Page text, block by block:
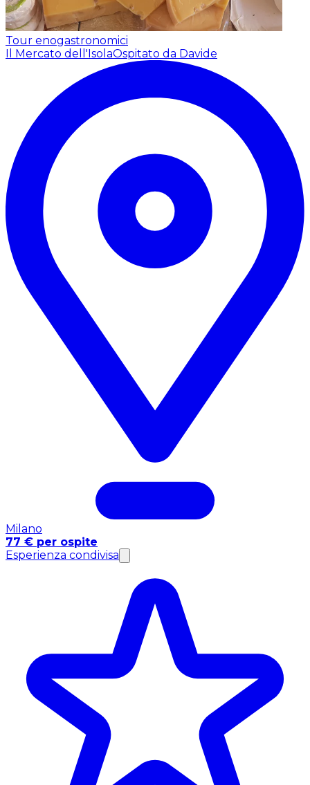
Tour enogastronomici
Il Mercato dell'IsolaOspitato da Davide
Milano
77 € per ospite
Esperienza condivisa